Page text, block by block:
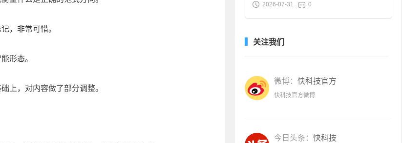
，非常可惜。
形态。
上，对内容做了部分调整。
皂2斤大促
2026-07-31 0
关注我们
微博： 快科技官方
快科技官方微博
今日头条： 快科技